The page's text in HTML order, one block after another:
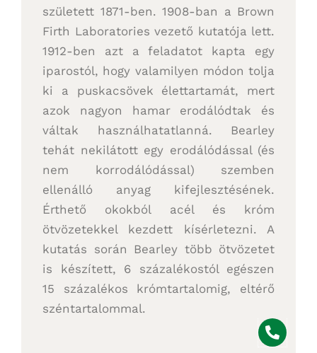
született 1871-ben. 1908-ban a Brown
Firth Laboratories vezető kutatója lett.
1912-ben azt a feladatot kapta egy
iparostól, hogy valamilyen módon tolja
ki a puskacsövek élettartamát, mert
azok nagyon hamar erodálódtak és
váltak használhatatlanná. Bearley
tehát nekilátott egy erodálódással (és
nem korrodálódással) szemben
ellenálló anyag kifejlesztésének.
Érthető okokból acél és króm
ötvözetekkel kezdett kísérletezni. A
kutatás során Bearley több ötvözetet
is készített, 6 százalékostól egészen
15 százalékos krómtartalomig, eltérő
széntartalommal.